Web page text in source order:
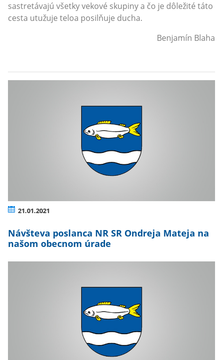
sastretávajú všetky vekové skupiny a čo je dôležité táto
cesta utužuje teloa posilňuje ducha.
Benjamín Blaha
21.01.2021
Návšteva poslanca NR SR Ondreja Mateja na
našom obecnom úrade